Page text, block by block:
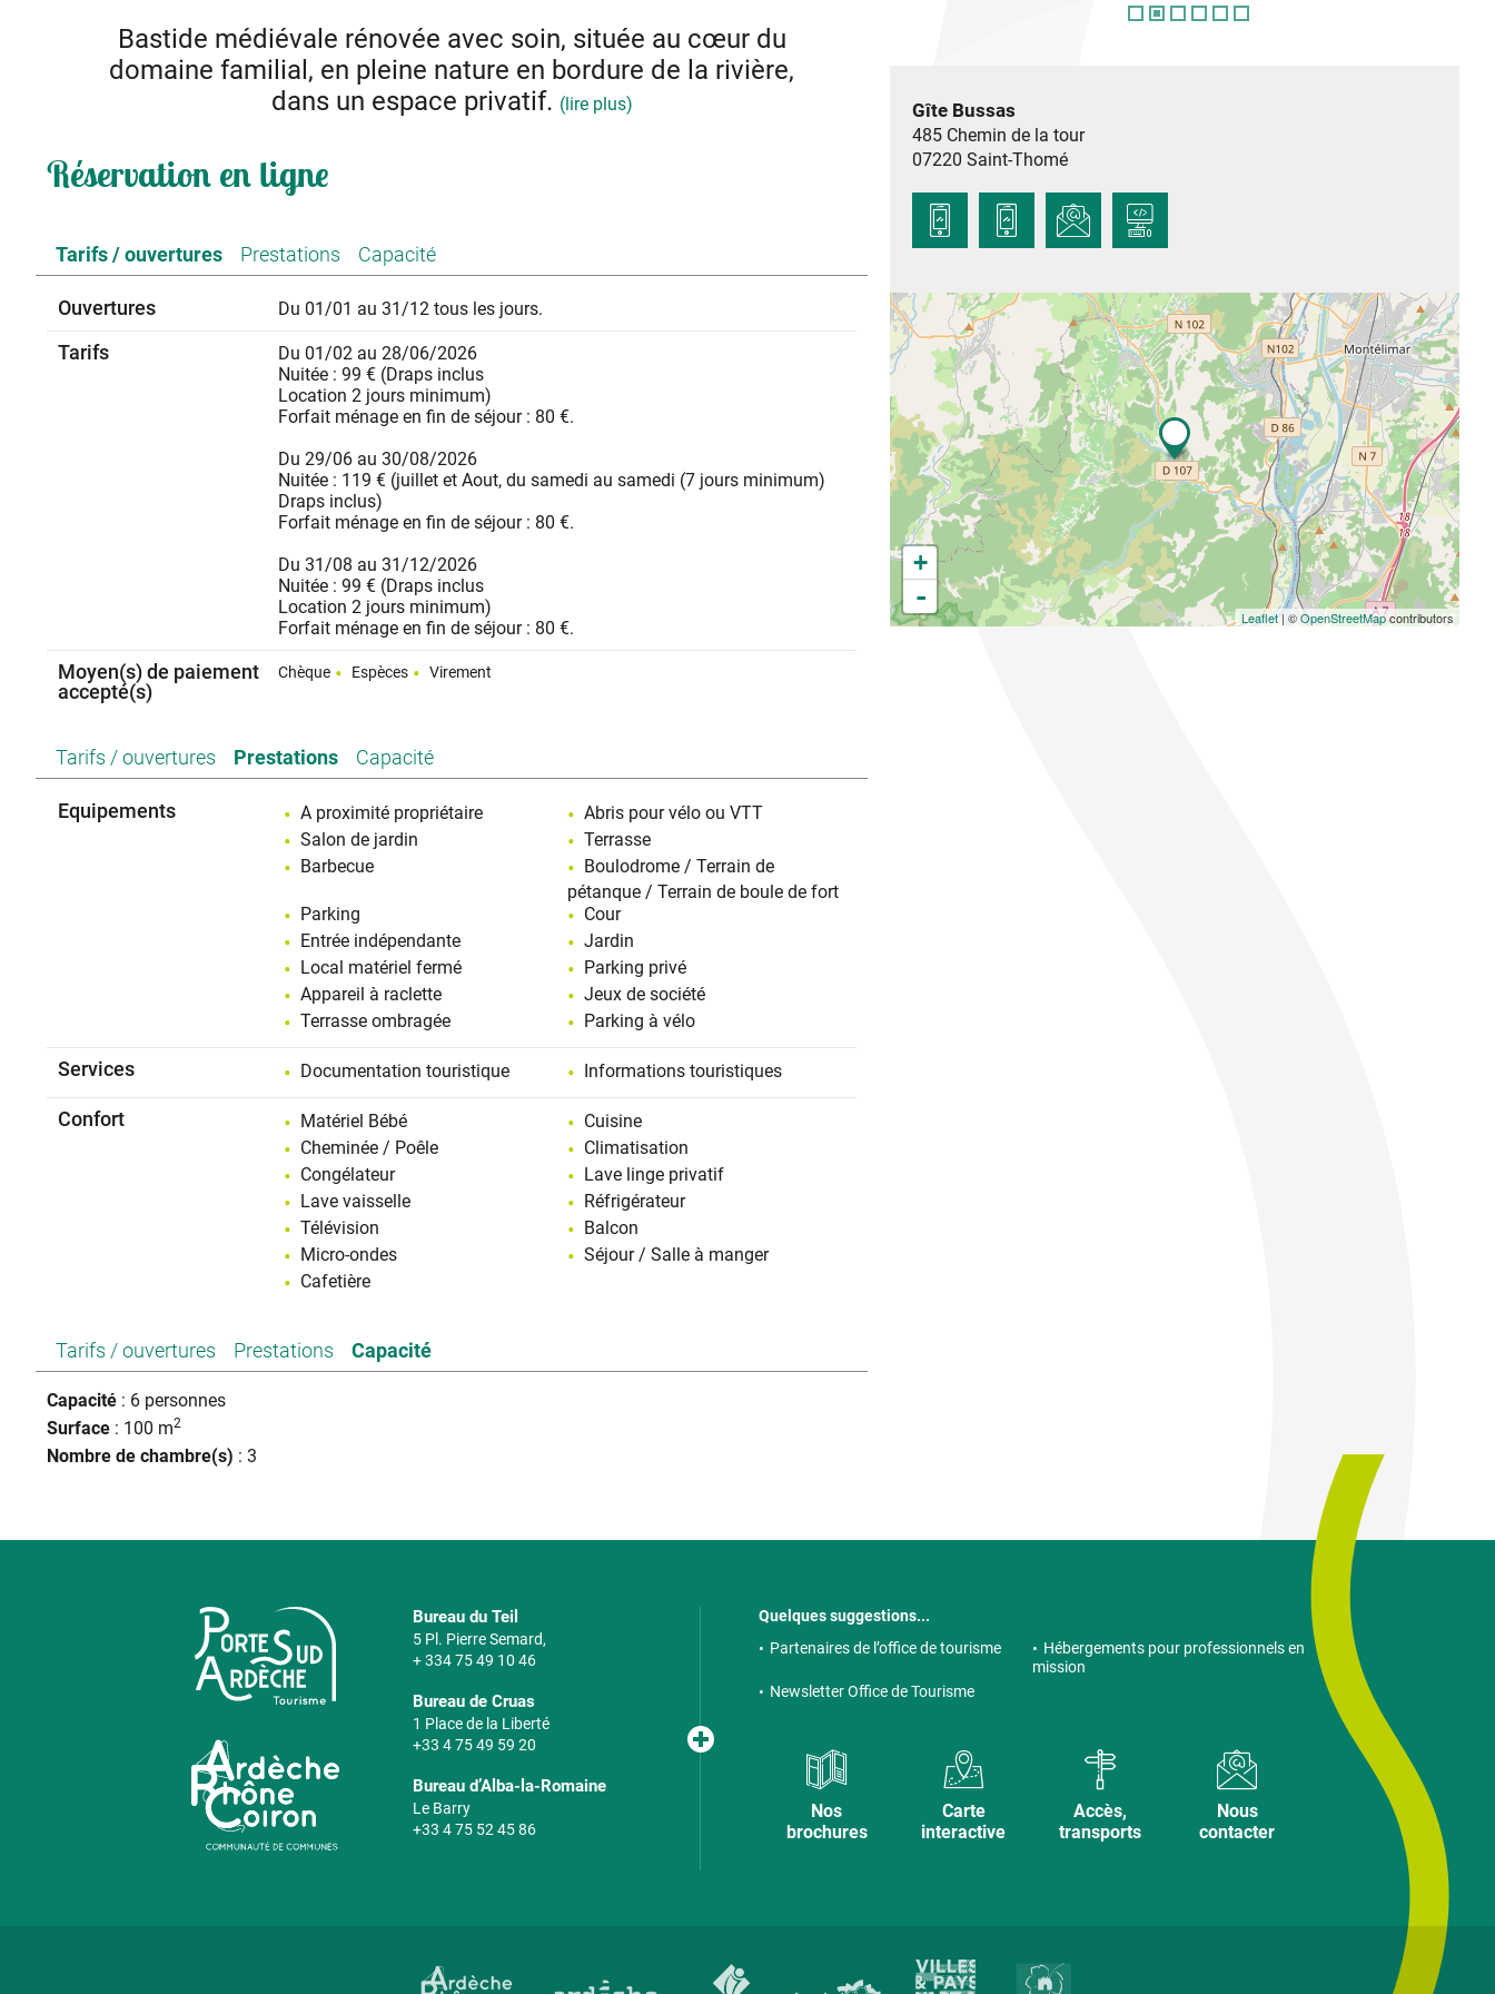
Bastide médiévale rénovée avec soin, située au cœur du
domaine familial, en pleine nature en bordure de la rivière,
dans un espace privatif. (lire plus)
Bastide médiévale rénovée avec soin en Ardèche méridionale pour 6 personnes au bord de la rivière
Escoutay avec les alentours Privatif vous disposez d'une d'une cuisine équipée indépendante, un
séjour/salon un WC indépendant, à l'étage: la salle de bain, 3 chambres 2 avec lit 140 cm, et 1 plus
bord de la rivière.
Réservation en ligne
Tarifs / ouvertures Prestations Capacité
Ouvertures Du 01/01 au 31/12 tous les jours.
Tarifs
Du 01/02 au 28/06/2026
Nuitée : 99 € (Draps inclus
Location 2 jours minimum)
Forfait ménage en fin de séjour : 80 €.
Du 29/06 au 30/08/2026
Nuitée : 119 € (juillet et Aout, du samedi au samedi (7 jours minimum)
Draps inclus)
Forfait ménage en fin de séjour : 80 €.
Du 31/08 au 31/12/2026
Nuitée : 99 € (Draps inclus
Location 2 jours minimum)
Forfait ménage en fin de séjour : 80 €.
Moyen(s) de paiement
accepté(s)
Chèque Espèces Virement
Tarifs / ouvertures Prestations Capacité
Equipements A proximité propriétaire
Abris pour vélo ou VTT
Salon de jardin
Terrasse
Barbecue
Boulodrome / Terrain de
pétanque / Terrain de boule de fort
Parking
Cour
Entrée indépendante
Jardin
Local matériel fermé
Parking privé
Appareil à raclette
Jeux de société
Terrasse ombragée
Parking à vélo
Services Documentation touristique Informations touristiques
Confort Matériel Bébé
Cuisine
Cheminée / Poêle
Climatisation
Congélateur
Lave linge privatif
Lave vaisselle
Réfrigérateur
Télévision
Balcon
Micro-ondes
Séjour / Salle à manger
Cafetière
Tarifs / ouvertures Prestations Capacité
Capacité : 6 personnes
Surface : 100 m2
Nombre de chambre(s) : 3
Gîte Bussas
485 Chemin de la tour
07220 Saint-Thomé
+
-
Leaflet| ©OpenStreetMapcontributors
Bureau du Teil
5 Pl. Pierre Semard,
+ 334 75 49 10 46
Bureau de Cruas
1 Place de la Liberté
+33 4 75 49 59 20
Bureau d’Alba-la-Romaine
Le Barry
+33 4 75 52 45 86
Quelques suggestions...
Partenaires de l’office de tourisme
Hébergements pour professionnels en
mission
Newsletter Office de Tourisme
Nos
brochures
Carte
interactive
Accès,
transports
Nous
contacter